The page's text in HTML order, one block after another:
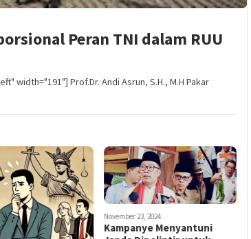
Peran TNI dalam RUU
width="191"] Prof.Dr. Andi Asrun, S.H., M.H Pakar
November 23, 2024
Kampanye Menyantuni